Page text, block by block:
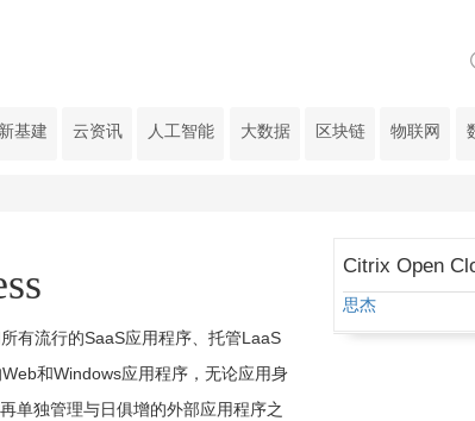
新基建 云资讯 人工智能 大数据 区块链 物联网
有流行的SaaS应用程序、托管LaaS
和Windows应用程序，无论应用身
单独管理与日俱增的外部应用程序之
Citrix Open
思杰